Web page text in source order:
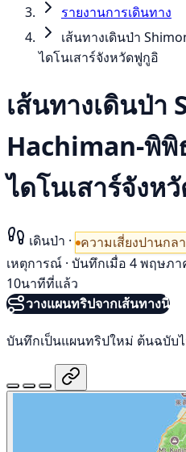
รายงานการเดินทาง
เส้นทางเดินป่า
ไดโนเสาร์จังหวัดฟูกูอิ
เส้นทางเดินป่า
Hachiman-พิ
ไดโนเสาร์จังห
เดินป่า · ความเสี่ยงปานกล
เหตุการณ์ · บันทึกเมื่อ 4 พฤษภา
10นาทีที่แล้ว
วางแผนทริปจากเส้นทางนี้
บันทึกเป็นแผนทริปใหม่ ต้นฉบับ